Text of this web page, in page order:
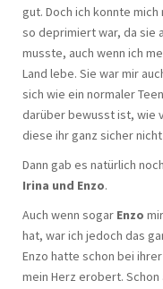
gut. Doch ich konnte
so deprimiert war, da sie
musste, auch wenn ich
Land lebe. Sie war mir
sich wie ein normaler
darüber bewusst ist, wie
diese ihr ganz sicher
Dann gab es natürlich
Irina und Enzo.
Auch wenn sogar Enzo
hat, war ich jedoch das
Enzo hatte schon bei
mein Herz erobert.